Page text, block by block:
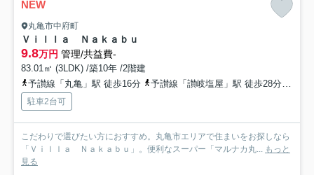
NEW
丸亀市中府町
Ｖｉｌｌａ Ｎａｋａｂｕ
9.8万円 管理/共益費-
83.01㎡ (3LDK) /築10年 /2階建
予讃線「丸亀」駅 徒歩16分
予讃線「讃岐塩屋」駅 徒歩28分
駐車2台可
こだわりで選びたい方におすすめ。丸亀市エリアで住まいをお探しなら
「Ｖｉｌｌａ Ｎａｋａｂｕ」。便利なスーパー「マルナカ丸... もっと
見る